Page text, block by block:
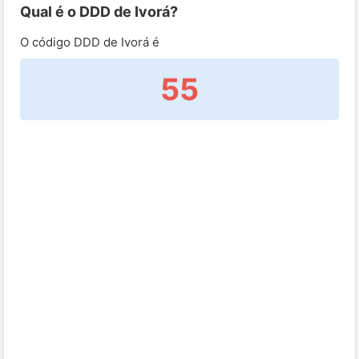
Qual é o DDD de Ivorá?
O código DDD de Ivorá é
55